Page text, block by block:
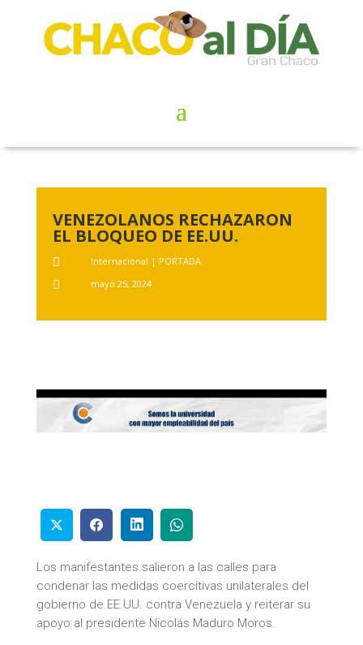
VENEZOLANOS RECHAZARON
EL BLOQUEO DE EE.UU.
 Internacional | PORTADA
 mayo 25, 2024
Los manifestantes salieron a las calles para
condenar las medidas coercitivas unilaterales del
gobierno de EE.UU. contra Venezuela y reiterar su
apoyo al presidente Nicolás Maduro Moros.